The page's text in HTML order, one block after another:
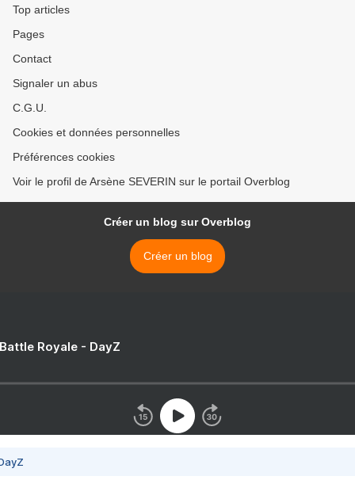
Top articles
Pages
Contact
Signaler un abus
C.G.U.
Cookies et données personnelles
Préférences cookies
Voir le profil de Arsène SEVERIN sur le portail Overblog
Créer un blog sur Overblog
Créer un blog
Royale - DayZ